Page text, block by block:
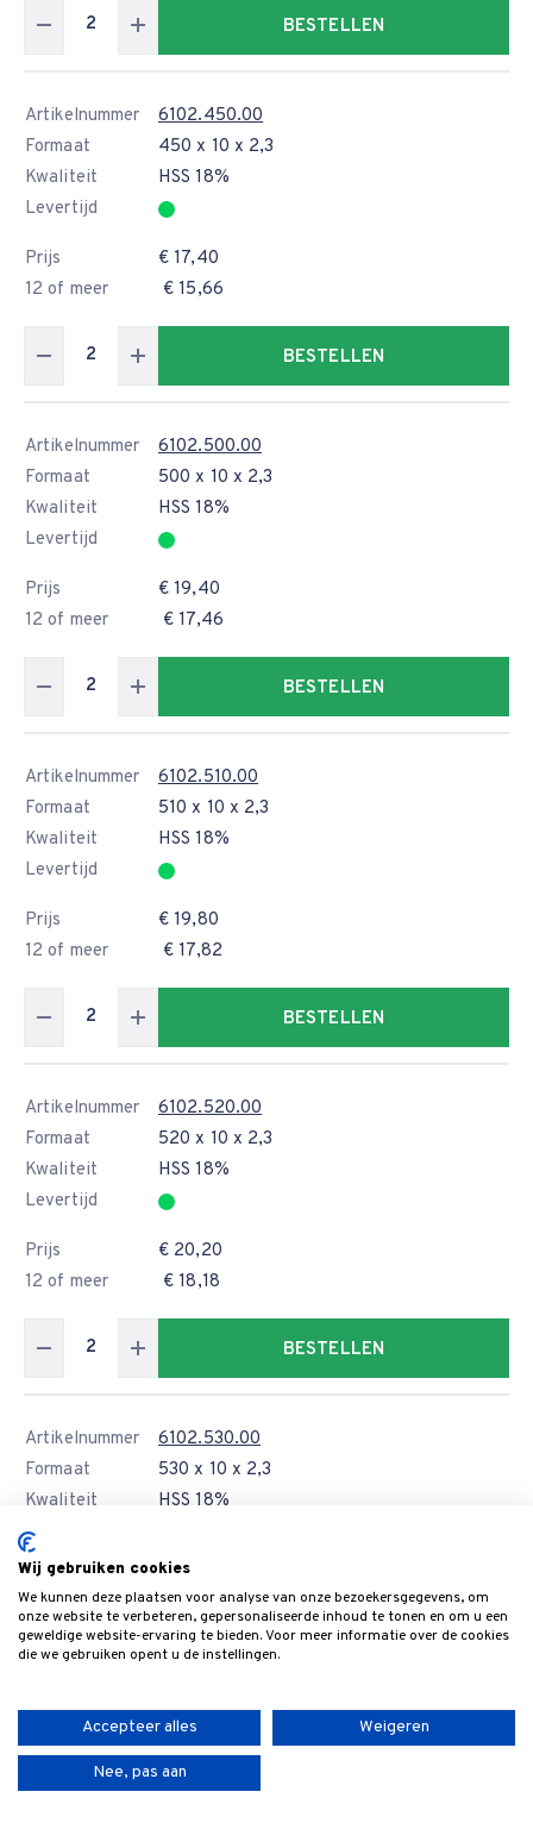
BESTELLEN
Artikelnummer
6102.450.00
Formaat
450 x 10 x 2,3
Kwaliteit
HSS 18%
Levertijd
Prijs
€ 17,40
12 of meer
€ 15,66
BESTELLEN
Artikelnummer
6102.500.00
Formaat
500 x 10 x 2,3
Kwaliteit
HSS 18%
Levertijd
Prijs
€ 19,40
12 of meer
€ 17,46
BESTELLEN
Artikelnummer
6102.510.00
Formaat
510 x 10 x 2,3
Kwaliteit
HSS 18%
Levertijd
Prijs
€ 19,80
12 of meer
€ 17,82
BESTELLEN
Artikelnummer
6102.520.00
Formaat
520 x 10 x 2,3
Kwaliteit
HSS 18%
Levertijd
Prijs
€ 20,20
12 of meer
€ 18,18
BESTELLEN
Artikelnummer
6102.530.00
Formaat
530 x 10 x 2,3
Kwaliteit
HSS 18%
Levertijd
Prijs
12 of meer
€ 18,36
Artikelnummer
6102.540.00
Wij gebruiken cookies
We kunnen deze plaatsen voor analyse van onze bezoekersgegevens, om
onze website te verbeteren, gepersonaliseerde inhoud te tonen en om u een
geweldige website-ervaring te bieden. Voor meer informatie over de cookies
die we gebruiken opent u de instellingen.
Accepteer alles Weigeren
Nee, pas aan